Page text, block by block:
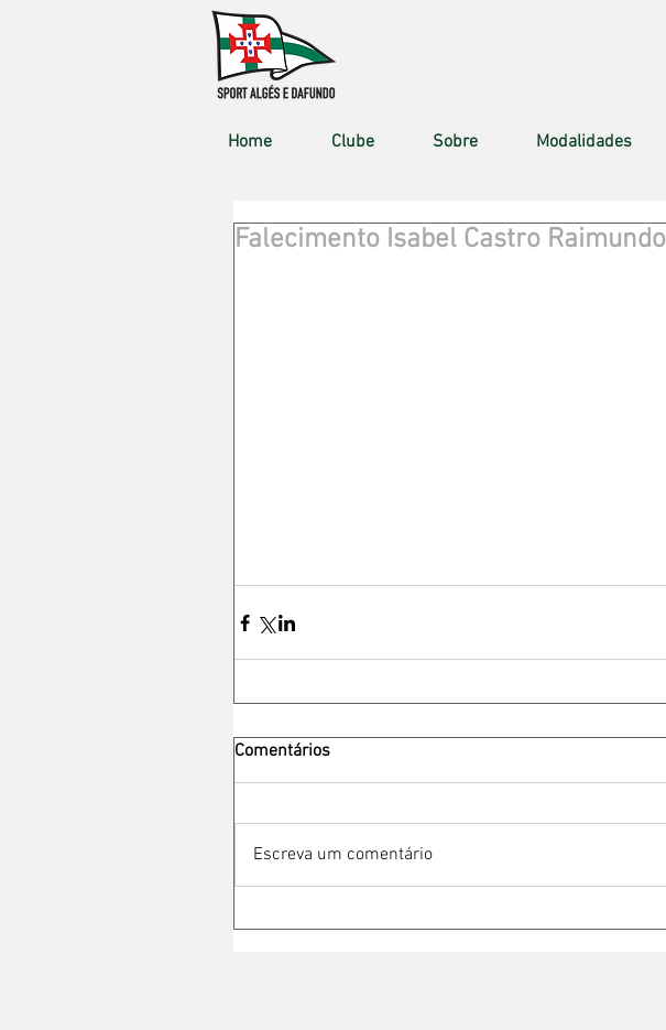
Home Clube Sobre Modalidades
Falecimento Isabel Castro Raimundo
Comentários
Escreva um comentário